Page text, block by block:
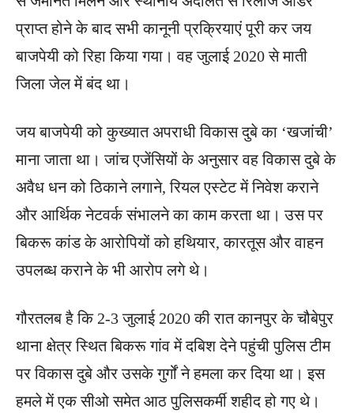
प्राप्त होने के बाद सभी कानूनी प्रक्रियाएं पूरी कर जय
बाजपेयी को रिहा किया गया। वह जुलाई 2020 से माती
जिला जेल में बंद था।
जय बाजपेयी को कुख्यात अपराधी विकास दुबे का ‘खजांची’
माना जाता था। जांच एजेंसियों के अनुसार वह विकास दुबे के
अवैध धन को ठिकाने लगाने, रियल एस्टेट में निवेश कराने
और आर्थिक नेटवर्क संभालने का काम करता था। उस पर
बिकरू कांड के आरोपियों को हथियार, कारतूस और वाहन
उपलब्ध कराने के भी आरोप लगे थे।
गौरतलब है कि 2-3 जुलाई 2020 की रात कानपुर के चौबेपुर
थाना क्षेत्र स्थित बिकरू गांव में दबिश देने पहुंची पुलिस टीम
पर विकास दुबे और उसके गुर्गों ने हमला कर दिया था। इस
हमले में एक सीओ समेत आठ पुलिसकर्मी शहीद हो गए थे।